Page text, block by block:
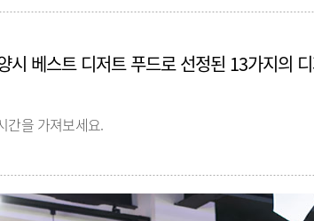
베스트 디저트 푸드로 선정된 13가지의
간을 가져보세요.